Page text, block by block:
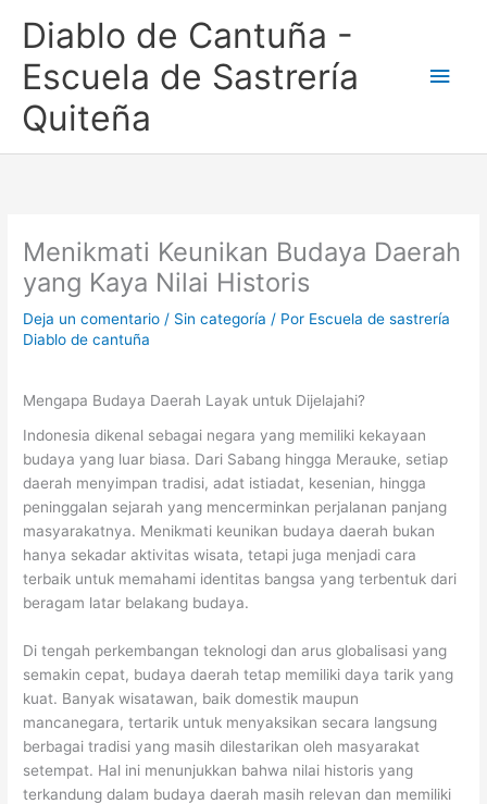
Diablo de Cantuña -
Escuela de Sastrería
Quiteña
Menikmati Keunikan Budaya Daerah
yang Kaya Nilai Historis
Deja un comentario / Sin categoría / Por Escuela de sastrería
Diablo de cantuña
Mengapa Budaya Daerah Layak untuk Dijelajahi?
Indonesia dikenal sebagai negara yang memiliki kekayaan
budaya yang luar biasa. Dari Sabang hingga Merauke, setiap
daerah menyimpan tradisi, adat istiadat, kesenian, hingga
peninggalan sejarah yang mencerminkan perjalanan panjang
masyarakatnya. Menikmati keunikan budaya daerah bukan
hanya sekadar aktivitas wisata, tetapi juga menjadi cara
terbaik untuk memahami identitas bangsa yang terbentuk dari
beragam latar belakang budaya.
Di tengah perkembangan teknologi dan arus globalisasi yang
semakin cepat, budaya daerah tetap memiliki daya tarik yang
kuat. Banyak wisatawan, baik domestik maupun
mancanegara, tertarik untuk menyaksikan secara langsung
berbagai tradisi yang masih dilestarikan oleh masyarakat
setempat. Hal ini menunjukkan bahwa nilai historis yang
terkandung dalam budaya daerah masih relevan dan memiliki